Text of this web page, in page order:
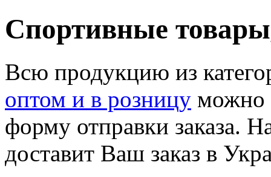
Спортивные
Всю продукцию из
оптом и в розницу можно
форму отправки заказа.
доставит Ваш заказ в